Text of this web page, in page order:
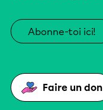
Abonne-toi ici!
Faire un don